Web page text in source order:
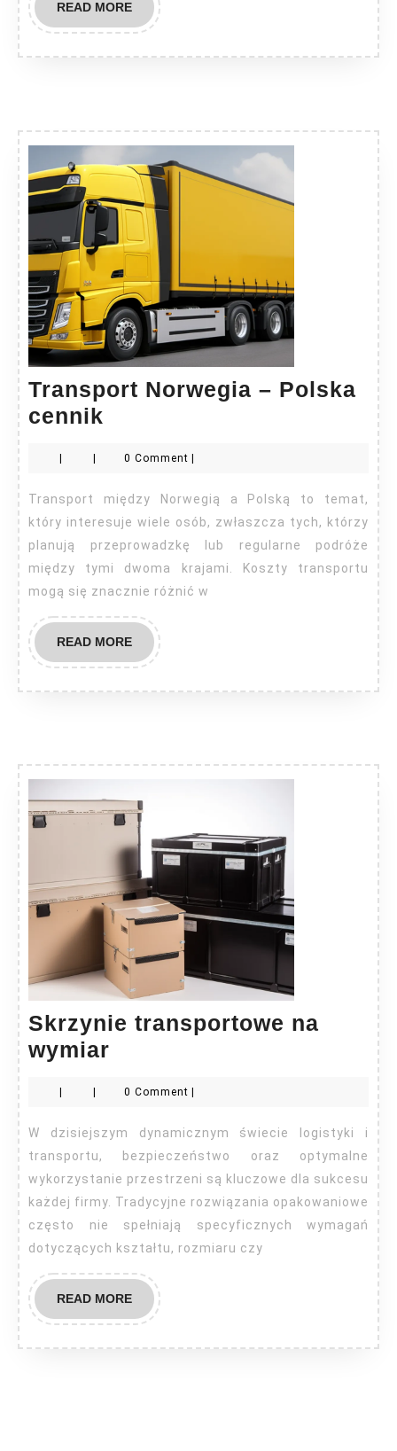
READ MOREREAD
MORE
Transport Norwegia – Polska
cennik
Polska
cennik
| | 0 Comment |
Transport między Norwegią a Polską to temat,
który interesuje wiele osób, zwłaszcza tych, którzy
planują przeprowadzkę lub regularne podróże
między tymi dwoma krajami. Koszty transportu
mogą się znacznie różnić w
READ MOREREAD
MORE
Skrzynie transportowe na
wymiar
na
wymiar
0 Comment
W dzisiejszym dynamicznym świecie logistyki i
transportu, bezpieczeństwo oraz optymalne
wykorzystanie przestrzeni są kluczowe dla sukcesu
każdej firmy. Tradycyjne rozwiązania opakowaniowe
często nie spełniają specyficznych wymagań
dotyczących kształtu, rozmiaru czy
READ MOREREAD
MORE